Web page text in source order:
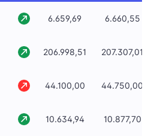
6.659,69 6.660,55
206.998,51 207.307,01
44.100,00 44.750,00
10.634,94 10.877,70